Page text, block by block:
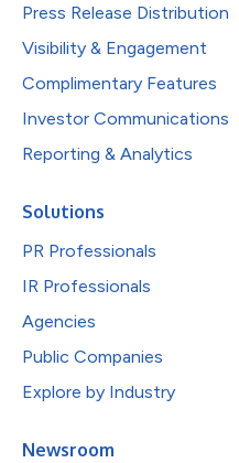
Press Release Distribution
Visibility & Engagement
Complimentary Features
Investor Communications
Reporting & Analytics
Solutions
PR Professionals
IR Professionals
Agencies
Public Companies
Explore by Industry
Newsroom